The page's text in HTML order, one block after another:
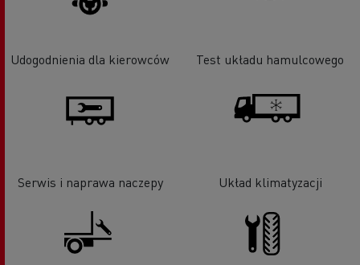
Udogodnienia dla kierowców Test układu hamulcowego
Serwis i naprawa naczepy Układ klimatyzacji